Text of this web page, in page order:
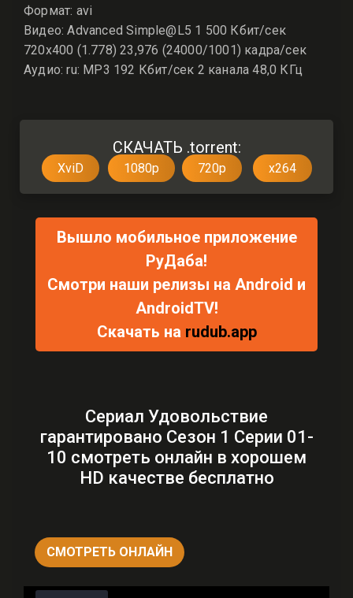
Формат: avi
Видео: Advanced Simple@L5 1 500 Кбит/сек
720x400 (1.778) 23,976 (24000/1001) кадра/сек
Аудио: ru: MP3 192 Кбит/сек 2 канала 48,0 КГц
СКАЧАТЬ .torrent:
XviD 1080p 720p x264
Вышло мобильное приложение
РуДаба!
Смотри наши релизы на Android и
AndroidTV!
Скачать на rudub.app
Сериал Удовольствие
гарантировано Сезон 1 Серии 01-
10 смотреть онлайн в хорошем
HD качестве бесплатно
СМОТРЕТЬ ОНЛАЙН